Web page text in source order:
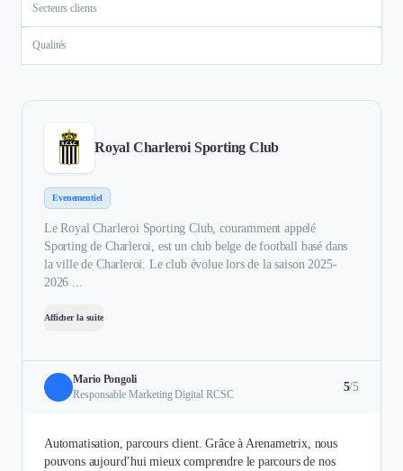
Secteurs clients
Qualités
Royal Charleroi Sporting Club
Evenementiel
Le Royal Charleroi Sporting Club, couramment appelé
Sporting de Charleroi, est un club belge de football basé dans
la ville de Charleroi. Le club évolue lors de la saison 2025-
2026 ...
Afficher la suite
Mario Pongoli
Responsable Marketing Digital RCSC
5/5
Automatisation, parcours client. Grâce à Arenametrix, nous
pouvons aujourd’hui mieux comprendre le parcours de nos